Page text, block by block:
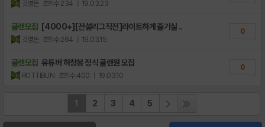
갓영돈 조회수:234 | 19.03.23
클랜모집 [4000+][전설리그직전]라이트하게 즐기실 ..
갓영돈 조회수:264 | 19.03.15
0
클랜모집 유튜버 하창봉 정식 클랜원 모집
ROTTIBUN 조회수:400 | 19.03.10
0
1 2 3 4 5